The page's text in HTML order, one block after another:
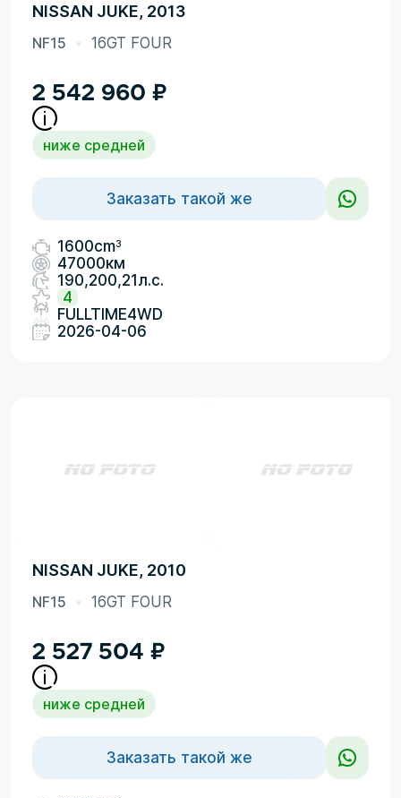
NISSAN JUKE, 2013
NF15 16GT FOUR
2 542 960 ₽
ниже средней
Заказать такой же
1600cm3
47000км
190,200,21л.с.
4
FULLTIME4WD
2026-04-06
NISSAN JUKE, 2010
NF15 16GT FOUR
2 527 504 ₽
ниже средней
Заказать такой же